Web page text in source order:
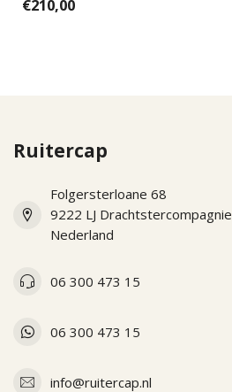
Italias. Ea...
€210,00
Ruitercap
Folgersterloane 68
9222 LJ Drachtstercompagnie
Nederland
06 300 473 15
06 300 473 15
info@ruitercap.nl